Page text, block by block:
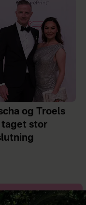
og Troels
taget stor